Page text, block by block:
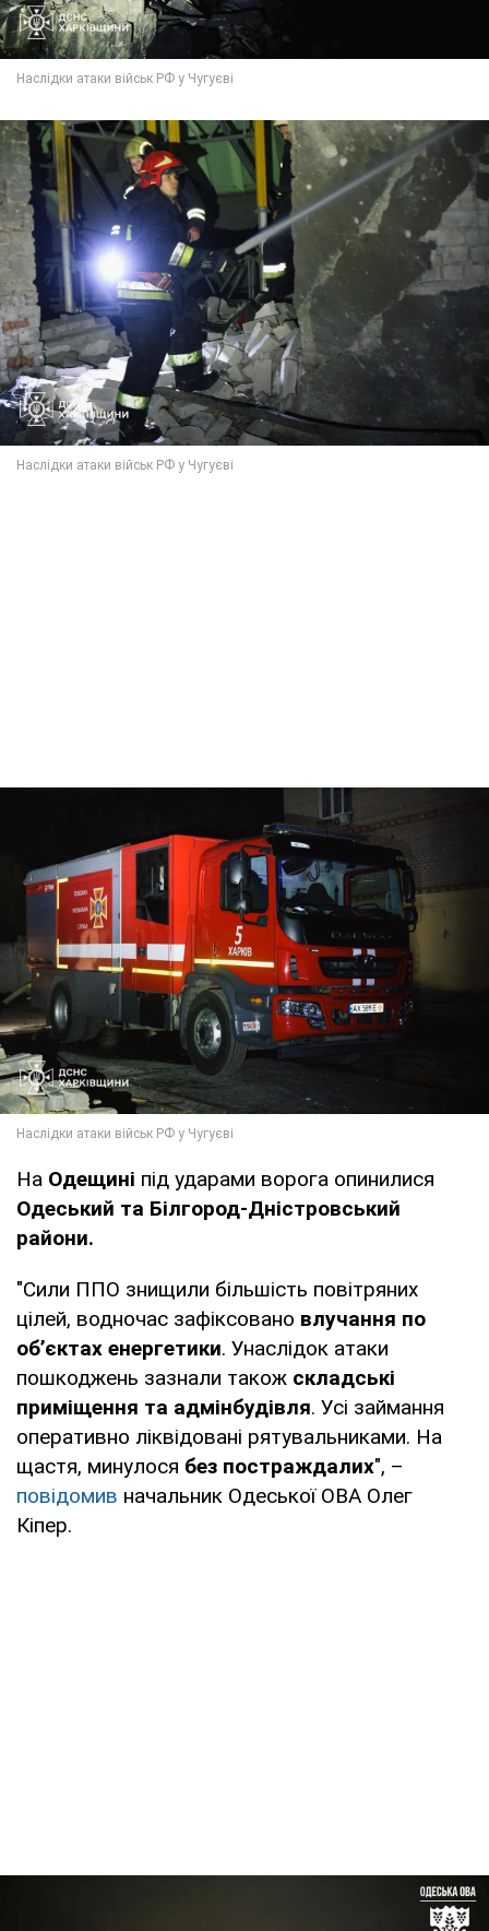
На Одещині під ударами ворога опинилися
Одеський та Білгород-Дністровський
райони.
"Сили ППО знищили більшість повітряних
цілей, водночас зафіксовано влучання по
об’єктах енергетики. Унаслідок атаки
пошкоджень зазнали також складські
приміщення та адмінбудівля. Усі займання
оперативно ліквідовані рятувальниками. На
щастя, минулося без постраждалих", –
повідомив начальник Одеської ОВА Олег
Кіпер.